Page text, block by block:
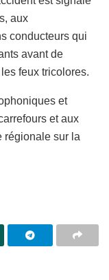
aux
conducteurs qui
avant de
feux tricolores.
et
et aux
régionale sur la